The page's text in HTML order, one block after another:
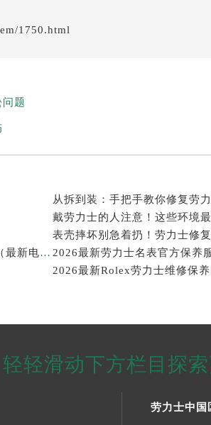
1750.html
题
从拆到装：手把手教你修复劳
戴劳力士的人注意！这些环境
表壳摔坏别急着扔！劳力士修
2026年劳力士大中华区售后服务体系全面升级公告（最新电话及地址） 2026最新劳力士名表官方保养
2026最新Rolex劳力士维修保
轻轻滑动下方栏目探
劳力士中国